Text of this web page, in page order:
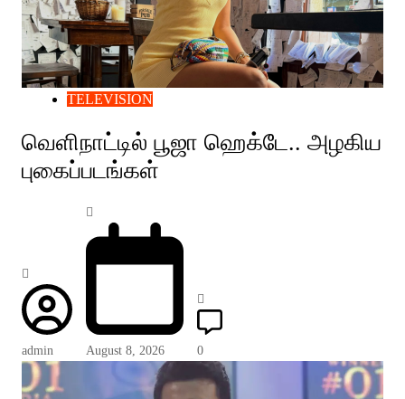
TELEVISION
வெளிநாட்டில் பூஜா ஹெக்டே.. அழகிய
புகைப்படங்கள்
admin August 8, 2026 0